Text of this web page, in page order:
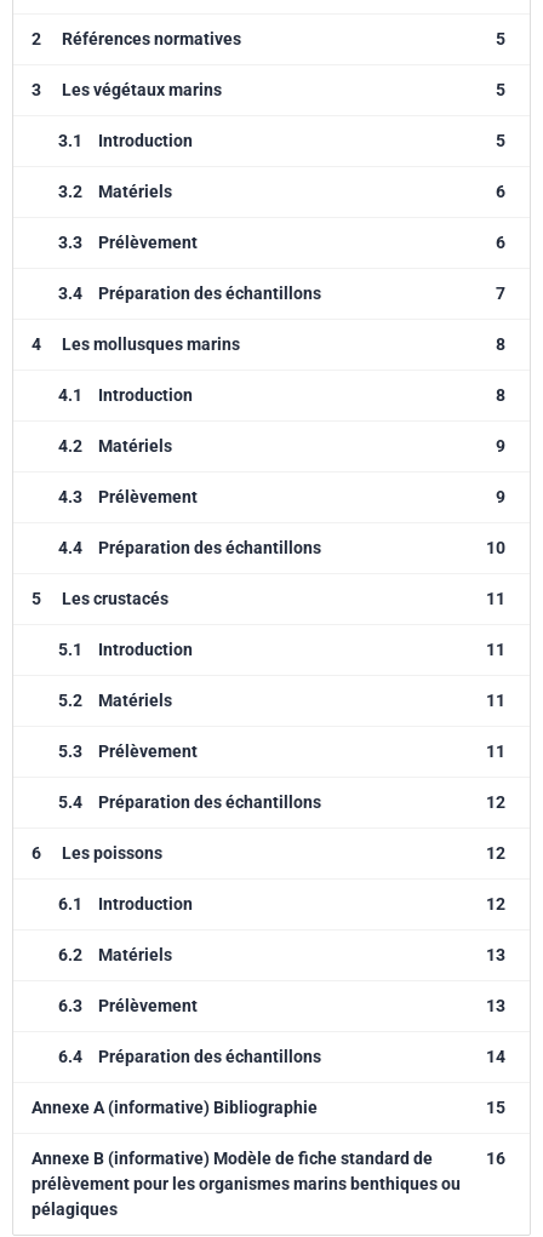
2 Références normatives 5
3 Les végétaux marins 5
3.1 Introduction 5
3.2 Matériels 6
3.3 Prélèvement 6
3.4 Préparation des échantillons 7
4 Les mollusques marins 8
4.1 Introduction 8
4.2 Matériels 9
4.3 Prélèvement 9
4.4 Préparation des échantillons 10
5 Les crustacés 11
5.1 Introduction 11
5.2 Matériels 11
5.3 Prélèvement 11
5.4 Préparation des échantillons 12
6 Les poissons 12
6.1 Introduction 12
6.2 Matériels 13
6.3 Prélèvement 13
6.4 Préparation des échantillons 14
Annexe A (informative) Bibliographie 15
Annexe B (informative) Modèle de fiche standard de
prélèvement pour les organismes marins benthiques ou
pélagiques
16